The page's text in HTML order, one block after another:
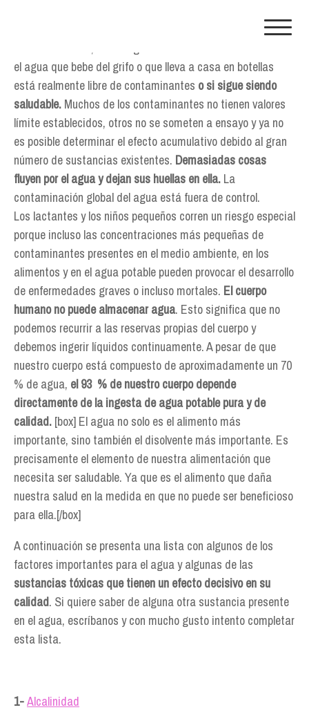
En la actualidad, casi ningún consumidor sabe realmente si
el agua que bebe del grifo o que lleva a casa en botellas
está realmente libre de contaminantes o si sigue siendo
saludable. Muchos de los contaminantes no tienen valores
límite establecidos, otros no se someten a ensayo y ya no
es posible determinar el efecto acumulativo debido al gran
número de sustancias existentes. Demasiadas cosas
fluyen por el agua y dejan sus huellas en ella. La
contaminación global del agua está fuera de control.
Los lactantes y los niños pequeños corren un riesgo especial
porque incluso las concentraciones más pequeñas de
contaminantes presentes en el medio ambiente, en los
alimentos y en el agua potable pueden provocar el desarrollo
de enfermedades graves o incluso mortales. El cuerpo
humano no puede almacenar agua. Esto significa que no
podemos recurrir a las reservas propias del cuerpo y
debemos ingerir líquidos continuamente. A pesar de que
nuestro cuerpo está compuesto de aproximadamente un 70
% de agua, el 93 % de nuestro cuerpo depende
directamente de la ingesta de agua potable pura y de
calidad. [box] El agua no solo es el alimento más
importante, sino también el disolvente más importante. Es
precisamente el elemento de nuestra alimentación que
necesita ser saludable. Ya que es el alimento que daña
nuestra salud en la medida en que no puede ser beneficioso
para ella.[/box]
A continuación se presenta una lista con algunos de los
factores importantes para el agua y algunas de las
sustancias tóxicas que tienen un efecto decisivo en su
calidad. Si quiere saber de alguna otra sustancia presente
en el agua, escríbanos y con mucho gusto intento completar
esta lista.
1-Alcalinidad